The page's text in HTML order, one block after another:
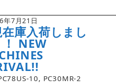
7月21日
庫入荷しまし
NEW
10, PC30MR-2